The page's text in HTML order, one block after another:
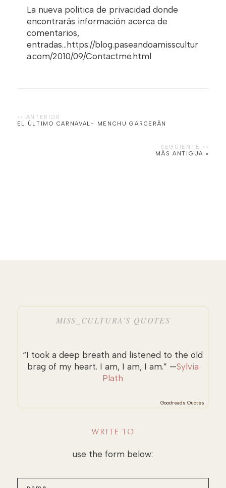
La nueva politica de privacidad donde
encontrarás información acerca de
comentarios,
entradas...https://blog.paseandoamisscultur
a.com/2010/09/Contactme.html
EL ÚLTIMO CARNAVAL- MENCHU GARCERÁN
MÁS ANTIGUA »
MISS_CULTURA’S QUOTES
“I took a deep breath and listened to the old
brag of my heart. I am, I am, I am.” —Sylvia
Plath
Goodreads Quotes
WRITE TO
use the form below: